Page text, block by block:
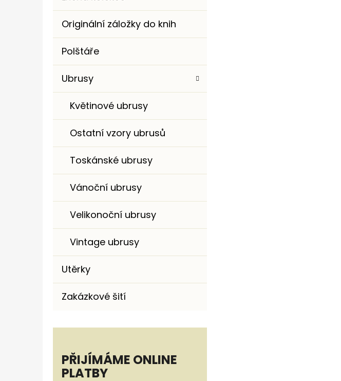
Originální záložky do knih
Polštáře
Ubrusy
Květinové ubrusy
Ostatní vzory ubrusů
Toskánské ubrusy
Vánoční ubrusy
Velikonoční ubrusy
Vintage ubrusy
Utěrky
Zakázkové šití
PŘIJÍMÁME ONLINE
PLATBY